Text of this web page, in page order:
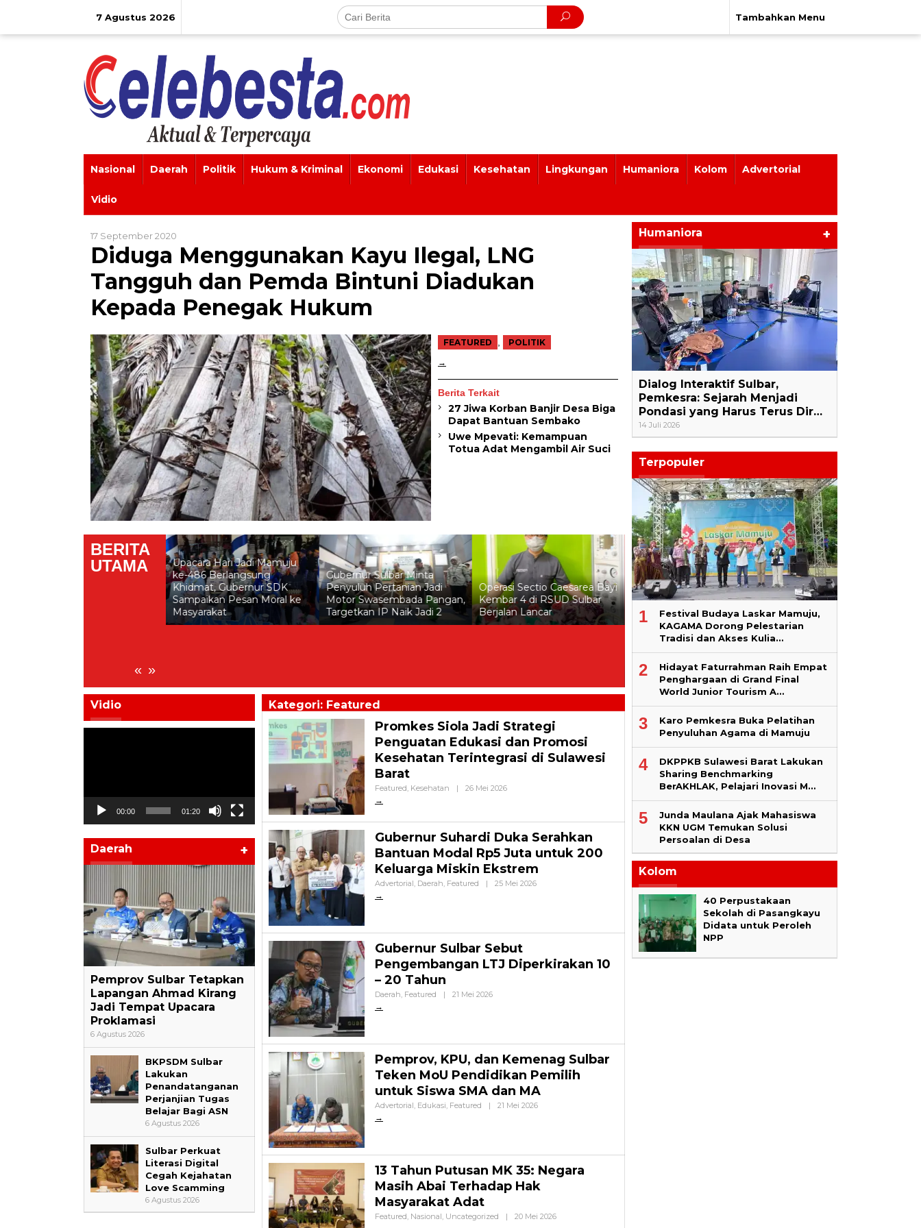
7 Agustus 2026 Tambahkan Menu
Nasional Daerah Politik Hukum & Kriminal Ekonomi Edukasi Kesehatan Lingkungan Humaniora Kolom Advertorial
Vidio
17 September 2020
Diduga Menggunakan Kayu Ilegal, LNG
Tangguh dan Pemda Bintuni Diadukan
Kepada Penegak Hukum
FEATURED POLITIK
Berita Terkait
27 Jiwa Korban Banjir Desa Biga
Dapat Bantuan Sembako
Uwe Mpevati: Kemampuan
Totua Adat Mengambil Air Suci
BERITA
UTAMA
« »
Upacara Hari Jadi Mamuju
ke-486 Berlangsung
Khidmat, Gubernur SDK
Sampaikan Pesan Moral ke
Masyarakat
Gubernur Sulbar Minta
Penyuluh Pertanian Jadi
Motor Swasembada Pangan,
Targetkan IP Naik Jadi 2
Operasi Sectio Caesarea Bayi
Kembar 4 di RSUD Sulbar
Berjalan Lancar
Gubernur Tegur Mamuju dan
Pasangkayu yang Belum
Ada Realisasi Fisik BSPS
Green Editor Forum Soroti
Minimnya Pemberitaan
Masyarakat Adat
Vidio
00:00 01:20
Daerah +
Pemprov Sulbar Tetapkan
Lapangan Ahmad Kirang
Jadi Tempat Upacara
Proklamasi
6 Agustus 2026
BKPSDM Sulbar
Lakukan
Penandatanganan
Perjanjian Tugas
Belajar Bagi ASN
6 Agustus 2026
Sulbar Perkuat
Literasi Digital
Cegah Kejahatan
Love Scamming
6 Agustus 2026
Kategori: Featured
Promkes Siola Jadi Strategi
Penguatan Edukasi dan Promosi
Kesehatan Terintegrasi di Sulawesi
Barat
Featured, Kesehatan | 26 Mei 2026Oleh
Gubernur Suhardi Duka Serahkan
Bantuan Modal Rp5 Juta untuk 200
Keluarga Miskin Ekstrem
Advertorial, Daerah, Featured | 25 Mei 2026Oleh
Gubernur Sulbar Sebut
Pengembangan LTJ Diperkirakan 10
– 20 Tahun
Daerah, Featured | 21 Mei 2026Oleh
Pemprov, KPU, dan Kemenag Sulbar
Teken MoU Pendidikan Pemilih
untuk Siswa SMA dan MA
Advertorial, Edukasi, Featured | 21 Mei 2026Oleh
13 Tahun Putusan MK 35: Negara
Masih Abai Terhadap Hak
Masyarakat Adat
Featured, Nasional, Uncategorized | 20 Mei 2026Oleh
Humaniora +
Dialog Interaktif Sulbar,
Pemkesra: Sejarah Menjadi
Pondasi yang Harus Terus Dir…
14 Juli 2026
Terpopuler
1
Festival Budaya Laskar Mamuju,
KAGAMA Dorong Pelestarian
Tradisi dan Akses Kulia…
2
Hidayat Faturrahman Raih Empat
Penghargaan di Grand Final
World Junior Tourism A…
3
Karo Pemkesra Buka Pelatihan
Penyuluhan Agama di Mamuju
4
DKPPKB Sulawesi Barat Lakukan
Sharing Benchmarking
BerAKHLAK, Pelajari Inovasi M…
5
Junda Maulana Ajak Mahasiswa
KKN UGM Temukan Solusi
Persoalan di Desa
Kolom
40 Perpustakaan
Sekolah di Pasangkayu
Didata untuk Peroleh
NPP